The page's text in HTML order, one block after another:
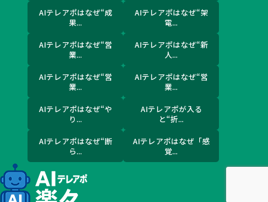
AIテレアポはなぜ“成
果...
AIテレアポはなぜ“架
電...
AIテレアポはなぜ“営
業...
AIテレアポはなぜ“新
人...
AIテレアポはなぜ“営
業...
AIテレアポはなぜ“営
業...
AIテレアポはなぜ“や
り...
AIテレアポが入る
と“折...
AIテレアポはなぜ“断
ら...
AIテレアポはなぜ「感
覚...